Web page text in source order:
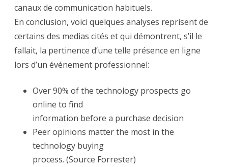
canaux de communication habituels.
En conclusion, voici quelques analyses reprisent de
certains des medias cités et qui démontrent, s’il le
fallait, la pertinence d’une telle présence en ligne
lors d’un événement professionnel:
Over 90% of the technology prospects go
online to find
information before a purchase decision
Peer opinions matter the most in the
technology buying
process. (Source Forrester)